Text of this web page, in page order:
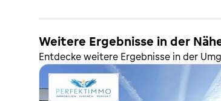
Weitere Ergebnisse in der
Entdecke weitere Ergebnisse in der